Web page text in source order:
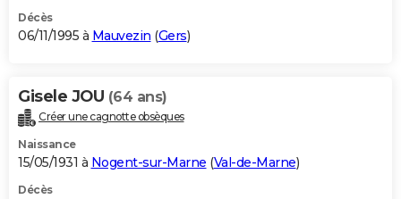
Décès
06/11/1995 à Mauvezin (Gers)
Gisele JOU (64 ans)
Créer une cagnotte obsèques
Naissance
15/05/1931 à Nogent-sur-Marne (Val-de-Marne)
Décès